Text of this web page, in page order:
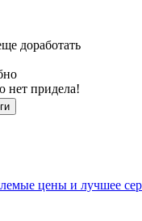
доработать
нет придела!
цены и лучшее